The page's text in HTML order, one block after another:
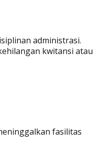
administrasi.
kwitansi atau
fasilitas